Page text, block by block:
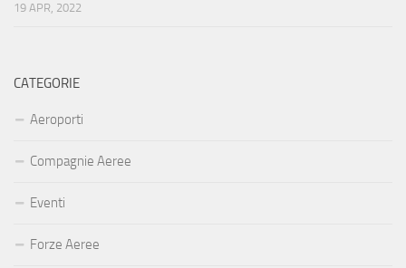
19 APR, 2022
CATEGORIE
Aeroporti
Compagnie Aeree
Eventi
Forze Aeree